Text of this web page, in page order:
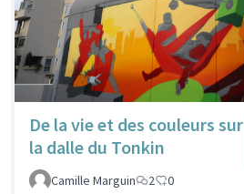
De la vie et des couleurs sur
la dalle du Tonkin
Camille Marguin
2 0